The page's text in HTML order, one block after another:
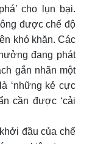
cho lụn bại.
được chế độ
khó khăn. Các
đang phát
gắn nhãn một
‘những kẻ cực
cần được ‘cải
đầu của chế